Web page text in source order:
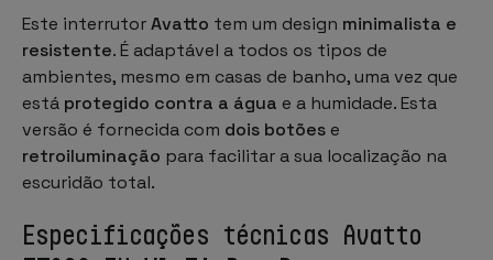
Este interrutorAvatto tem um design minimalista e
resistente. É adaptável a todos os tipos de
ambientes, mesmo em casas de banho, uma vez que
está protegido contra a água e a humidade. Esta
versão é fornecida com dois botões e
retroiluminação para facilitar a sua localização na
escuridão total.
Especificações técnicas Avatto